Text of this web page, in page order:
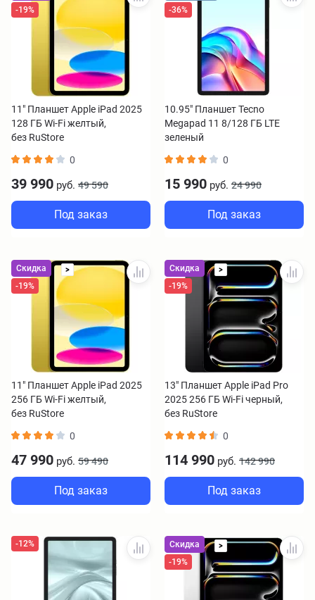
-19%
11" Планшет Apple iPad 2025
128 ГБ Wi-Fi желтый,
без RuStore
0
39 990 руб. 49 590
Под заказ
-36%
10.95" Планшет Tecno
Megapad 11 8/128 ГБ LTE
зеленый
0
15 990 руб. 24 990
Под заказ
Скидка
>
-19%
11" Планшет Apple iPad 2025
256 ГБ Wi-Fi желтый,
без RuStore
0
47 990 руб. 59 490
Под заказ
Скидка
>
-19%
13" Планшет Apple iPad Pro
2025 256 ГБ Wi-Fi черный,
без RuStore
0
114 990 руб. 142 990
Под заказ
-12% Скидка
>
-19%